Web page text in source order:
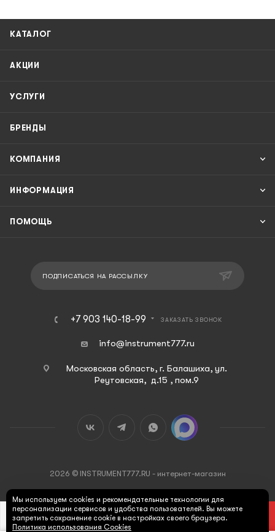
В КОРЗИНУ
КАТАЛОГ
АКЦИИ
УСЛУГИ
БРЕНДЫ
КОМПАНИЯ
ИНФОРМАЦИЯ
ПОМОЩЬ
ПОДПИСАТЬСЯ НА РАССЫЛКУ
+7 903 140-18-99 ЗАКАЗАТЬ ЗВОНОК
info@instrument777.ru
Московская область, г. Балашиха, ул.
Реутовская, д.15 , пом.9
2026 © INSTRUMENT777.RU - интернет-магазин
Мы используем cookies и рекомендательные технологии для
персонализации сервисов и удобства пользователей. Вы можете
запретить сохранение cookie в настройках своего браузера.
Политика использования Cookies